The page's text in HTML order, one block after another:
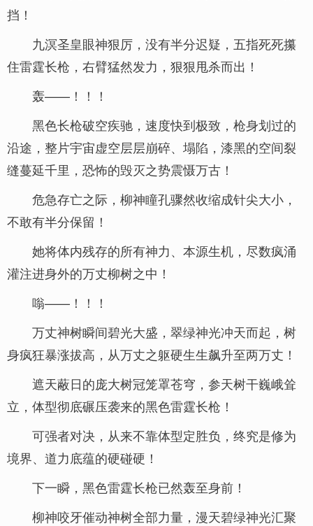
挡！
九溟圣皇眼神狠厉，没有半分迟疑，五指死死攥
住雷霆长枪，右臂猛然发力，狠狠甩杀而出！
轰——！！！
黑色长枪破空疾驰，速度快到极致，枪身划过的
沿途，整片宇宙虚空层层崩碎、塌陷，漆黑的空间裂
缝蔓延千里，恐怖的毁灭之势震慑万古！
危急存亡之际，柳神瞳孔骤然收缩成针尖大小，
不敢有半分保留！
她将体内残存的所有神力、本源生机，尽数疯涌
灌注进身外的万丈柳树之中！
嗡——！！！
万丈神树瞬间碧光大盛，翠绿神光冲天而起，树
身疯狂暴涨拔高，从万丈之躯硬生生飙升至两万丈！
遮天蔽日的庞大树冠笼罩苍穹，参天树干巍峨耸
立，体型彻底碾压袭来的黑色雷霆长枪！
可强者对决，从来不靠体型定胜负，终究是修为
境界、道力底蕴的硬碰硬！
下一瞬，黑色雷霆长枪已然轰至身前！
柳神咬牙催动神树全部力量，漫天碧绿神光汇聚